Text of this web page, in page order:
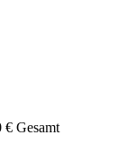
€ Gesamt